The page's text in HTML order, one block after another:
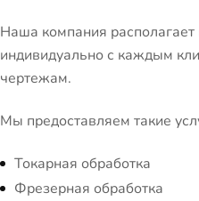
Наша компания
индивидуально с каждым
чертежам.
Мы предоставляем такие
Токарная обработка
Фрезерная обработка